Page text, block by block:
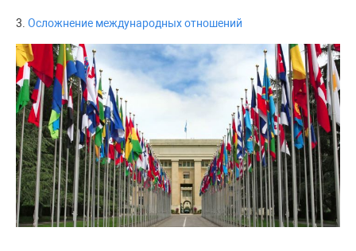
3. Осложнение международных отношений